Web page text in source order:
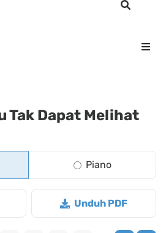
Tak Dapat Melihat
Piano
Unduh PDF